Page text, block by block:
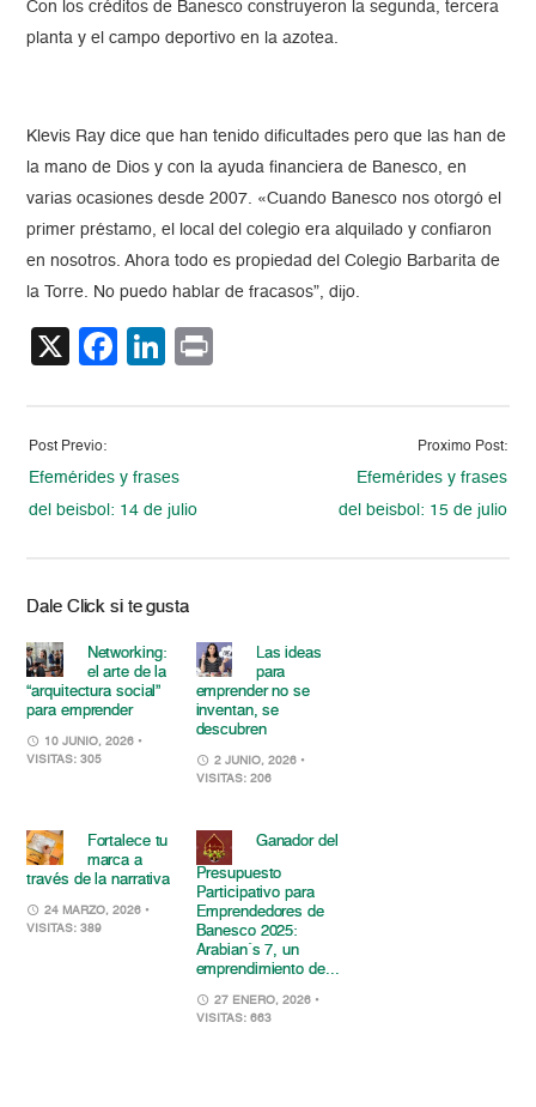
Con los créditos de Banesco construyeron la segunda, tercera
planta y el campo deportivo en la azotea.
Klevis Ray dice que han tenido dificultades pero que las han de
la mano de Dios y con la ayuda financiera de Banesco, en
varias ocasiones desde 2007. «Cuando Banesco nos otorgó el
primer préstamo, el local del colegio era alquilado y confiaron
en nosotros. Ahora todo es propiedad del Colegio Barbarita de
la Torre. No puedo hablar de fracasos”, dijo.
X Facebook
LinkedIn
Post Previo:
Efemérides y frases
del beisbol: 14 de julio
Proximo Post:
Efemérides y frases
del beisbol: 15 de julio
Dale Click si te gusta
Networking:
el arte de la
“arquitectura social”
para emprender
10 JUNIO, 2026 •
VISITAS: 305
Las ideas
para
emprender no se
inventan, se
descubren
2 JUNIO, 2026 •
VISITAS: 206
Fortalece tu
marca a
través de la narrativa
24 MARZO, 2026 •
VISITAS: 389
Ganador del
Presupuesto
Participativo para
Emprendedores de
Banesco 2025:
Arabian´s 7, un
emprendimiento de...
27 ENERO, 2026 •
VISITAS: 663